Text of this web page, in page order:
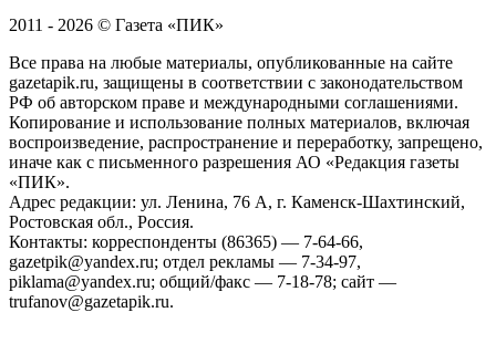
2011 - 2026 © Газета «ПИК»
Все права на любые материалы, опубликованные на сайте
gazetapik.ru, защищены в соответствии с законодательством
РФ об авторском праве и международными соглашениями.
Копирование и использование полных материалов, включая
воспроизведение, распространение и переработку, запрещено,
иначе как с письменного разрешения АО «Редакция газеты
«ПИК».
Адрес редакции: ул. Ленина, 76 А, г. Каменск-Шахтинский,
Ростовская обл., Россия.
Контакты: корреспонденты (86365) — 7-64-66,
gazetpik@yandex.ru; отдел рекламы — 7-34-97,
piklama@yandex.ru; общий/факс — 7-18-78; сайт —
trufanov@gazetapik.ru.